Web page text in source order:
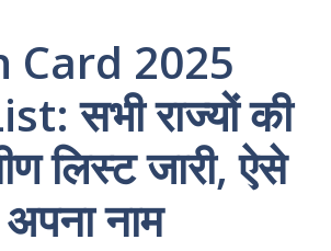
Card 2025
सभी राज्यों की
लिस्ट जारी, ऐसे
नाम